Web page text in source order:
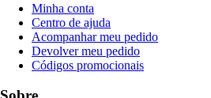
Minha conta
Centro de ajuda
Acompanhar meu pedido
Devolver meu pedido
Códigos promocionais